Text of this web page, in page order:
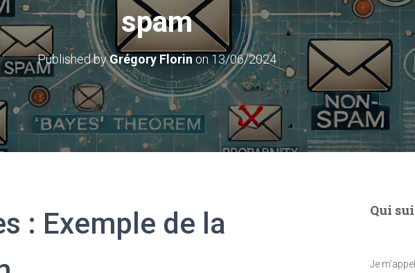
spam
Published byGrégory Florin on13/06/2024
: Exemple de la
Qui
Je